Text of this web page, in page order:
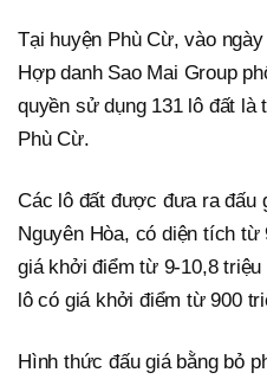
Tại huyện Phù Cừ, vào
Hợp danh Sao Mai Group
quyền sử dụng 131 lô đất là
Phù Cừ.
Các lô đất được đưa ra đấu
Nguyên Hòa, có diện tích
giá khởi điểm từ 9-10,8
lô có giá khởi điểm từ 900
Hình thức đấu giá bằng bỏ